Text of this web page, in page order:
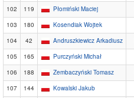
102
119 Płomiński Maciej
103
180 Kosendiak Wojtek
104
42 Andruszkiewicz Arkadiusz
105
165 Purczyński Michał
106
188 Zembaczyński Tomasz
107
144 Kowalski Jakub